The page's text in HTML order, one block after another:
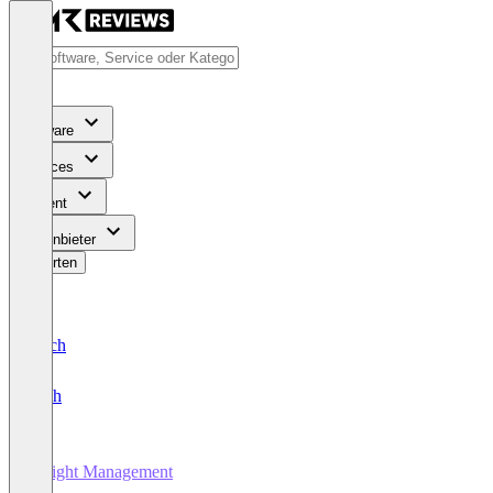
Software
Services
Content
Für Anbieter
Bewerten
Deutsch
English
Freight Management